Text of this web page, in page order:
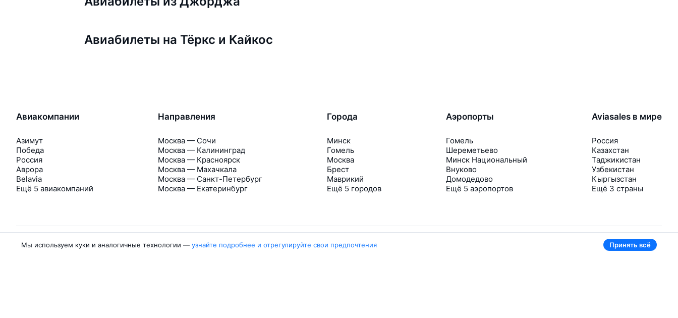
Авиабилеты на Тёркс и Кайкос
Авиакомпании
Азимут
Победа
Россия
Аврора
Belavia
Ещё 5 авиакомпаний
Направления
Москва — Сочи
Москва — Калининград
Москва — Красноярск
Москва — Махачкала
Москва — Санкт-Петербург
Москва — Екатеринбург
Города
Минск
Гомель
Москва
Брест
Маврикий
Ещё 5 городов
Аэропорты
Гомель
Шереметьево
Минск Национальный
Внуково
Домодедово
Ещё 5 аэропортов
Aviasales в мире
Россия
Казахстан
Таджикистан
Узбекистан
Кыргызстан
Ещё 3 страны
Мы используем куки и аналогичные технологии — узнайте подробнее и отрегулируйте свои предпочтения Принять всё